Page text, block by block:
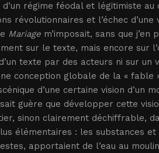
d’un régime féodal et légitimiste
révolutionnaires et l’échec
Mariagem’imposait, sans que j’en
sur le texte, mais encore sur
texte par des acteurs ni sur
conception globale de la « fable
d’une certaine vision d’un
guère que développer cette
sinon clairement déchiffrable,
élémentaires : les substances
apportaient de l’eau au